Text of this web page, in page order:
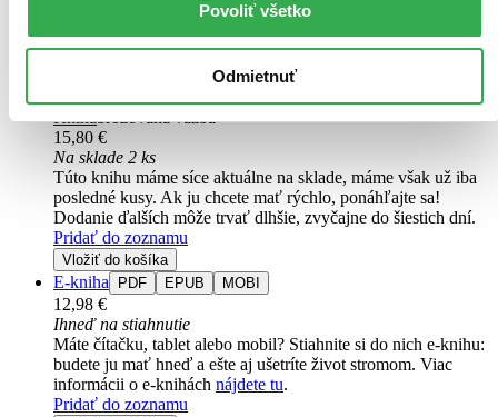
Povoliť všetko
Odmietnuť
Lymfotaping přináší žádaný a efektivní doplněk ke standardní léčbě
otoků. Autoři se tentokrát specificky zaměřují na možnost ovlivnění
pomocí lymfotapu. Kniha nabízí rekapitulaci...
Knihabrožovaná väzba
15,80 €
Na sklade 2 ks
Túto knihu máme síce aktuálne na sklade, máme však už iba
posledné kusy. Ak ju chcete mať rýchlo, ponáhľajte sa!
Dodanie ďalších môže trvať dlhšie, zvyčajne do šiestich dní.
Pridať do zoznamu
Vložiť do košíka
E-kniha PDF EPUB MOBI
12,98 €
Ihneď na stiahnutie
Máte čítačku, tablet alebo mobil? Stiahnite si do nich e-knihu:
budete ju mať hneď a ešte aj ušetríte život stromom. Viac
informácii o e-knihách nájdete tu.
Pridať do zoznamu